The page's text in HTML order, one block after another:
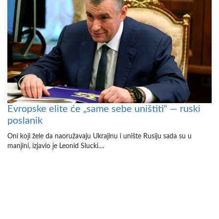
Evropske elite će „same sebe uništiti“ — ruski
poslanik
Oni koji žele da naoružavaju Ukrajinu i unište Rusiju sada su u
manjini, izjavio je Leonid Slucki....